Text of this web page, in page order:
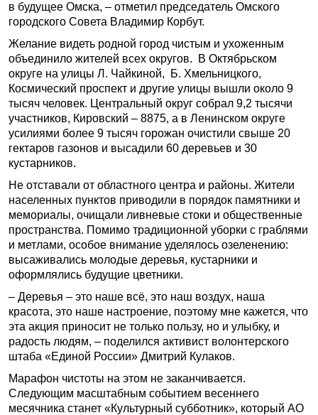
в будущее Омска, – отметил председатель Омского
городского Совета Владимир Корбут.
Желание видеть родной город чистым и ухоженным
объединило жителей всех округов. В Октябрьском
округе на улицы Л. Чайкиной, Б. Хмельницкого,
Космический проспект и другие улицы вышли около 9
тысяч человек. Центральный округ собрал 9,2 тысячи
участников, Кировский – 8875, а в Ленинском округе
усилиями более 9 тысяч горожан очистили свыше 20
гектаров газонов и высадили 60 деревьев и 30
кустарников.
Не отставали от областного центра и районы. Жители
населенных пунктов приводили в порядок памятники и
мемориалы, очищали ливневые стоки и общественные
пространства. Помимо традиционной уборки с граблями
и метлами, особое внимание уделялось озеленению:
высаживались молодые деревья, кустарники и
оформлялись будущие цветники.
– Деревья – это наше всё, это наш воздух, наша
красота, это наше настроение, поэтому мне кажется, что
эта акция приносит не только пользу, но и улыбку, и
радость людям, – поделился активист волонтерского
штаба «Единой России» Дмитрий Кулаков.
Марафон чистоты на этом не заканчивается.
Следующим масштабным событием весеннего
месячника станет «Культурный субботник», который АО